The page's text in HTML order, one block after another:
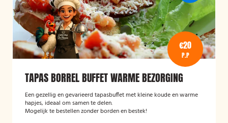
€20
P.P
TAPAS BORREL BUFFET WARME BEZORGING
Een gezellig en gevarieerd tapasbuffet met kleine koude en warme
hapjes, ideaal om samen te delen.
Mogelijk te bestellen zonder borden en bestek!